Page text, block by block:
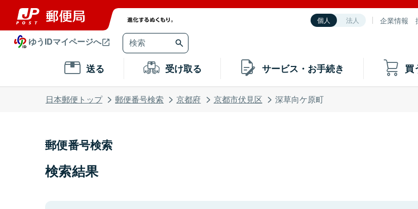
個人 法人 企業情報
ゆうIDマイページへ
送る 受け取る サービス・お手続き 買
日本郵便トップ 郵便番号検索 京都府 京都市伏見区 深草向ケ原町
郵便番号検索
検索結果